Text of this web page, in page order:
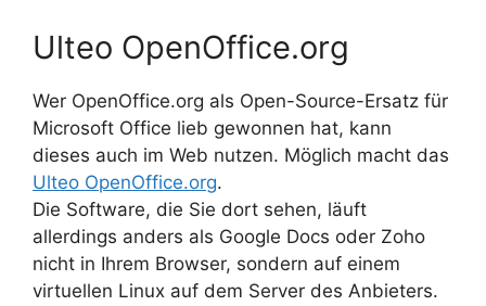
Ulteo OpenOffice.org
Wer OpenOffice.org als Open-Source-Ersatz für
Microsoft Office lieb gewonnen hat, kann
dieses auch im Web nutzen. Möglich macht das
Ulteo OpenOffice.org.
Die Software, die Sie dort sehen, läuft
allerdings anders als Google Docs oder Zoho
nicht in Ihrem Browser, sondern auf einem
virtuellen Linux auf dem Server des Anbieters.